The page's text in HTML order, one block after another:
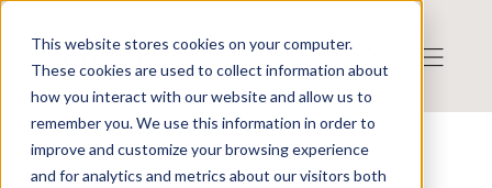
This website stores cookies on your computer.
These cookies are used to collect information about
how you interact with our website and allow us to
remember you. We use this information in order to
improve and customize your browsing experience
and for analytics and metrics about our visitors both
Press release from Companies
Publicerat: 2019-10-10 14:52:31